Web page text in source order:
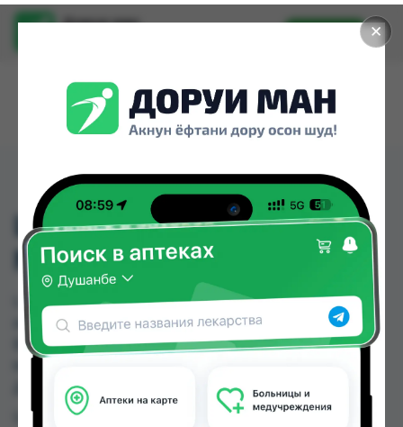
✕
Доруи ман
Установить
L-КАРНИТИН КАПС
№20
L-КАРНИТИН КАПС №20 можно купить или
заказать в аптеках, Ватан №1, Дорухона
Бародарон, КВД Дорухона, Нишон №1, Нишон
Душанбе и других городах Таджикистана
Цена: от45.00 TJS